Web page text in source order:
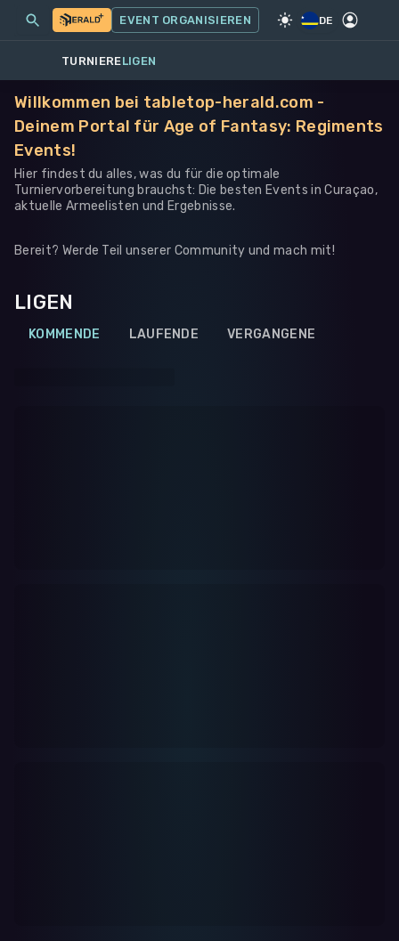
SPIEL·WARHAMMER 40K
MEINE EVENTS MEHR
EVENT ORGANISIEREN DE
TURNIERELIGEN
Willkommen bei tabletop-herald.com -
Deinem Portal für Age of Fantasy: Regiments
Events!
Hier findest du alles, was du für die optimale
Turniervorbereitung brauchst: Die besten Events in Curaçao,
aktuelle Armeelisten und Ergebnisse.
Bereit? Werde Teil unserer Community und mach mit!
LIGEN
KOMMENDE LAUFENDE VERGANGENE